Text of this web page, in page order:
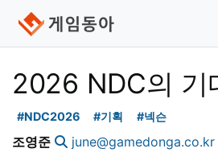
2026 NDC의 기
#NDC2026 #기획 #넥슨
조영준 june@gamedonga.co.kr